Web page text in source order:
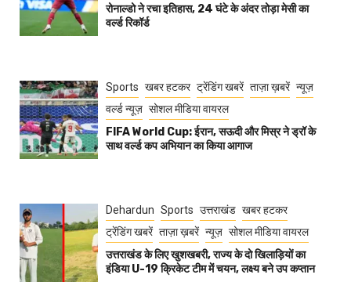
रोनाल्डो ने रचा इतिहास, 24 घंटे के अंदर तोड़ा मेसी का
वर्ल्ड रिकॉर्ड
Sports खबर हटकर ट्रेंडिंग खबरें ताज़ा ख़बरें न्यूज़
वर्ल्ड न्यूज़ सोशल मीडिया वायरल
FIFA World Cup: ईरान, सऊदी और मिस्र ने ड्रॉ के
साथ वर्ल्ड कप अभियान का किया आगाज
Dehardun Sports उत्तराखंड खबर हटकर
ट्रेंडिंग खबरें ताज़ा ख़बरें न्यूज़ सोशल मीडिया वायरल
उत्तराखंड के लिए खुशखबरी, राज्य के दो खिलाड़ियों का
इंडिया U-19 क्रिकेट टीम में चयन, लक्ष्य बने उप कप्तान